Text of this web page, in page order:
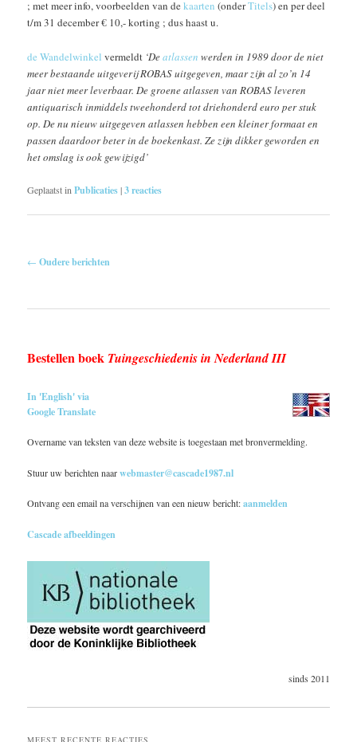
; met meer info, voorbeelden van dekaarten (onderTitels) en per deel
t/m 31 december € 10,- korting ; dus haast u.
de Wandelwinkel vermeldt ‘Deatlassen werden in 1989 door de niet
meer bestaande uitgeverij ROBAS uitgegeven, maar zijn al zo’n 14
jaar niet meer leverbaar. De groene atlassen van ROBAS leveren
antiquarisch inmiddels tweehonderd tot driehonderd euro per stuk
op. De nu nieuw uitgegeven atlassen hebben een kleiner formaat en
passen daardoor beter in de boekenkast. Ze zijn dikker geworden en
het omslag is ook gewijzigd’
Geplaatst in Publicaties|3reacties
← Oudere berichten
Bestellen boek Tuingeschiedenis in Nederland III
In 'English' via
Google Translate
Overname van teksten van deze website is toegestaan met bronvermelding.
Stuur uw berichten naarwebmaster@cascade1987.nl
Ontvang een email na verschijnen van een nieuw bericht:aanmelden
Cascade afbeeldingen
sinds 2011
MEEST RECENTE REACTIES